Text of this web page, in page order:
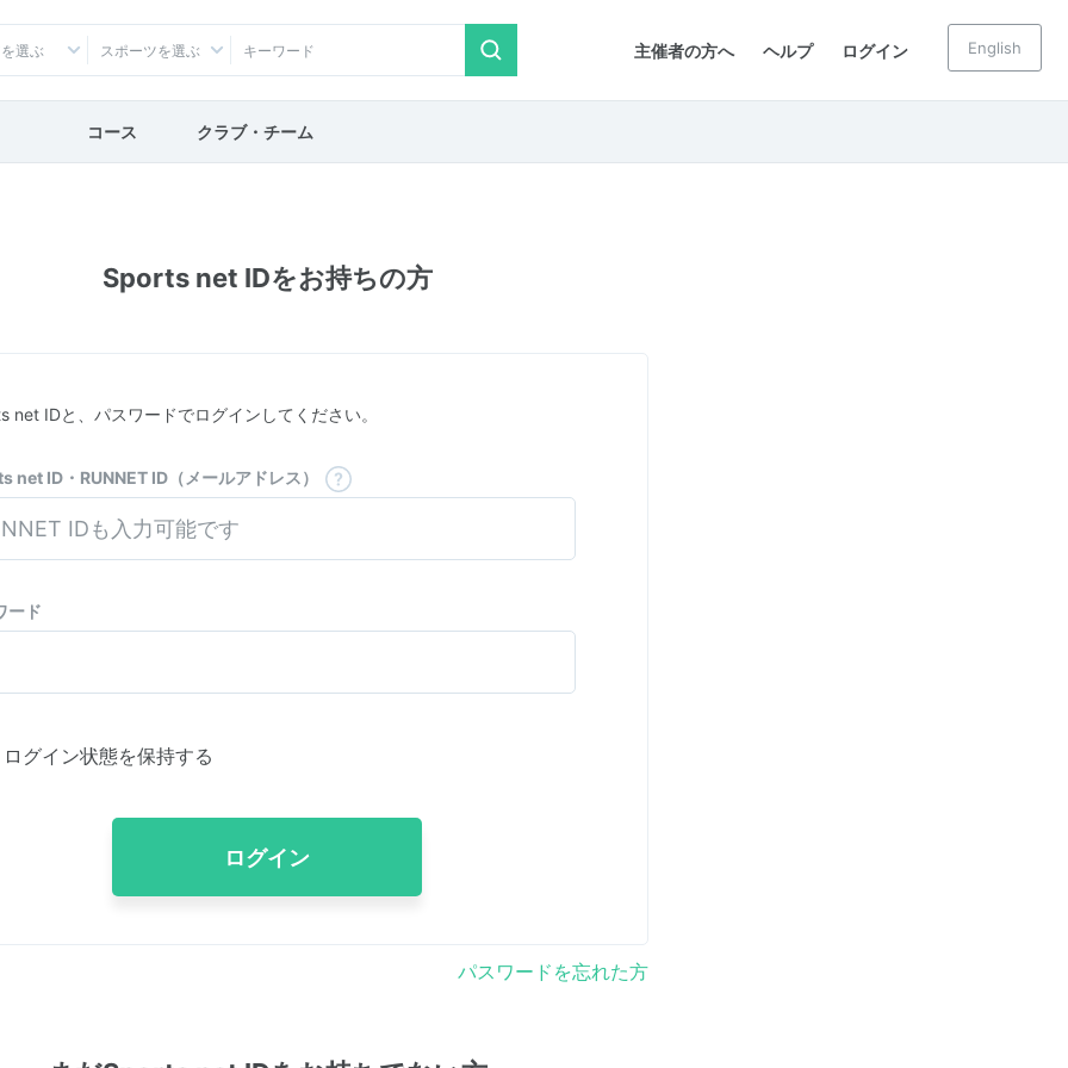
主催者の方へ ヘルプ ログイン
選ぶ スポーツを選ぶ English
コース クラブ・チーム
Sports net IDをお持ちの方
net IDと、パスワードでログインしてください。
net ID・RUNNET ID（メールアドレス）
ード
ログイン状態を保持する
ログイン
パスワードを忘れた方